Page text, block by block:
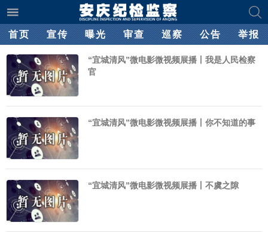
首页 宣传 曝光 审查 巡察 公告 举报
“宜城清风”微电影微视频展播丨我是人民检察
官
“宜城清风”微电影微视频展播丨你不知道的事
“宜城清风”微电影微视频展播丨不虞之隙